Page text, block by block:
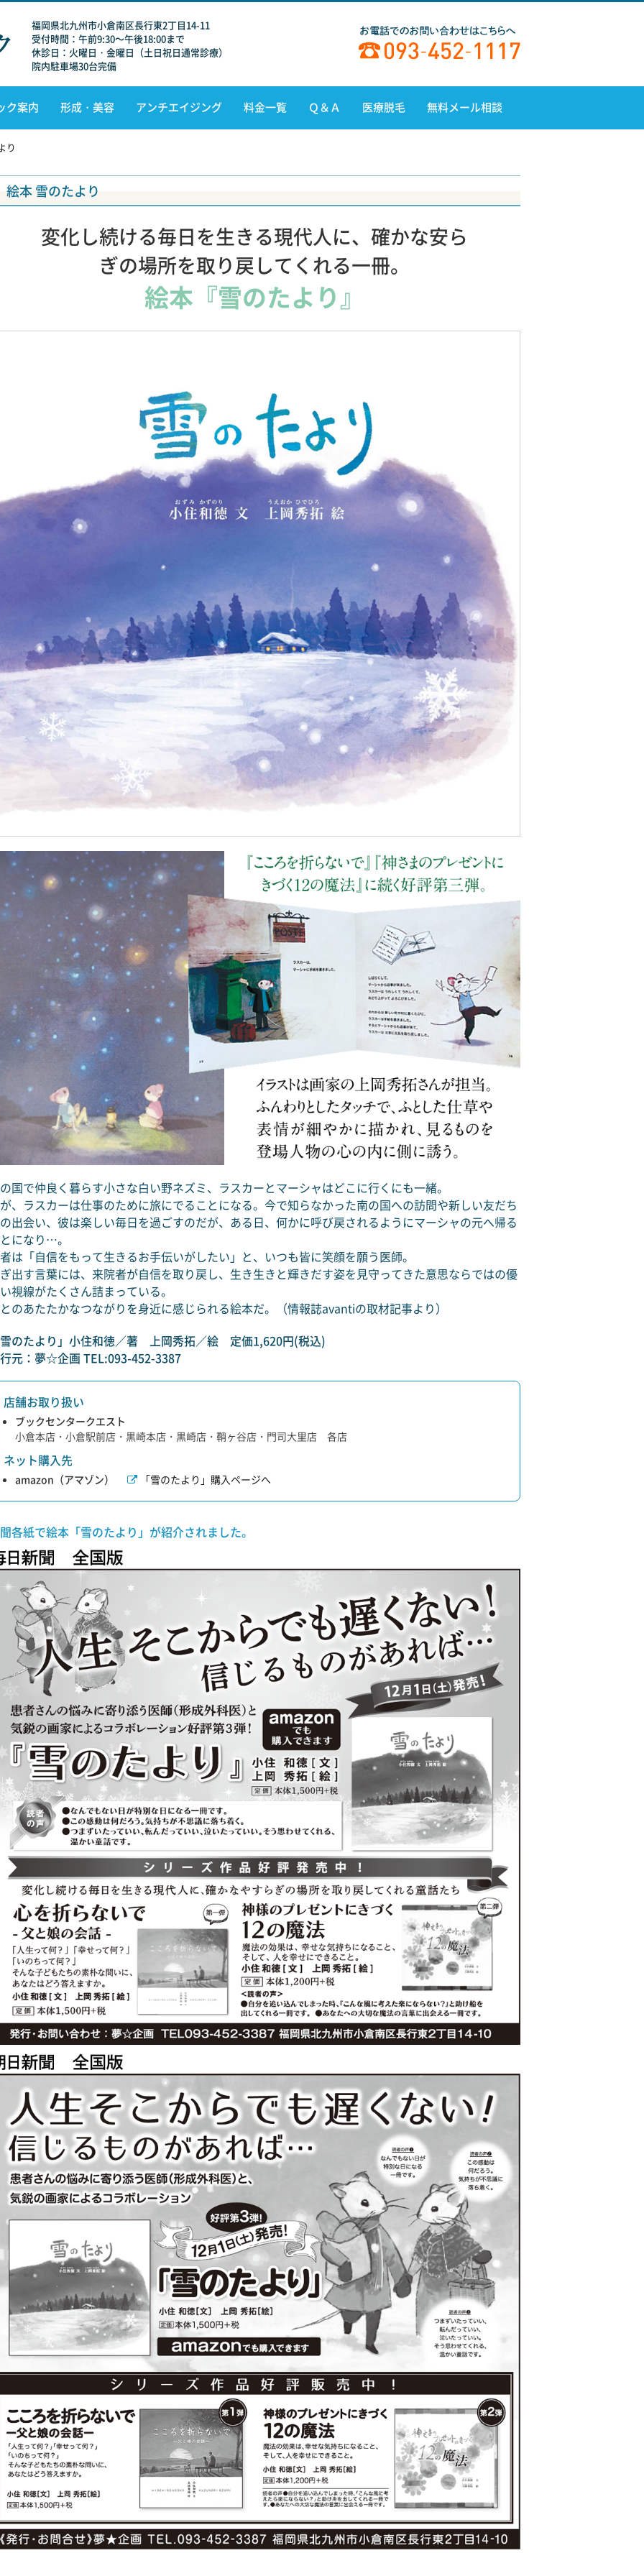
福岡県北九州市小倉南区長行東2丁目14-11
受付時間：午前9:30～午後18:00まで
休診日：火曜日・金曜日（土日祝日通常診療）
院内駐車場30台完備
ク案内 形成・美容 アンチエイジング 料金一覧 Ｑ＆Ａ 医療脱毛 無料メール相談
り
絵本 雪のたより
変化し続ける毎日を生きる現代人に、確かな安ら
ぎの場所を取り戻してくれる一冊。
絵本『雪のたより』
国で仲良く暮らす小さな白い野ネズミ、ラスカーとマーシャはどこに行くにも一緒。
、ラスカーは仕事のために旅にでることになる。今で知らなかった南の国への訪問や新しい友だち
の出会い、彼は楽しい毎日を過ごすのだが、ある日、何かに呼び戻されるようにマーシャの元へ帰る
になり…。
は「自信をもって生きるお手伝いがしたい」と、いつも皆に笑顔を願う医師。
出す言葉には、来院者が自信を取り戻し、生き生きと輝きだす姿を見守ってきた意思ならではの優
視線がたくさん詰まっている。
とのあたたかなつながりを身近に感じられる絵本だ。（情報誌avantiの取材記事より）
雪のたより」小住和徳／著 上岡秀拓／絵 定価1,620円(税込)
元：夢☆企画 TEL:093-452-3387
店舗お取り扱い
ブックセンタークエスト
小倉本店・小倉駅前店・黒崎本店・黒崎店・鞘ヶ谷店・門司大里店 各店
ネット購入先
amazon（アマゾン） 「雪のたより」購入ページへ
各紙で絵本「雪のたより」が紹介されました。